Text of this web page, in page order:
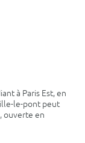
à Paris Est, en
le-pont peut
ouverte en